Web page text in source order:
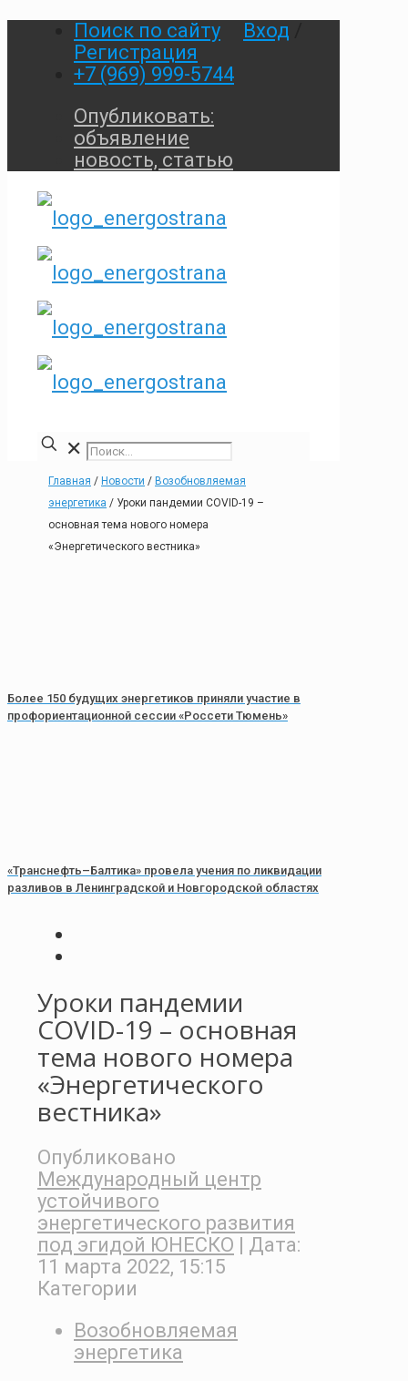
Поиск по сайту Вход
Регистрация
+7 (969) 999-5744
Опубликовать:
объявление
новость, статью
✕
Главная / Новости / Возобновляемая
энергетика / Уроки пандемии COVID-19 –
основная тема нового номера
«Энергетического вестника»
Более 150 будущих энергетиков приняли участие в
профориентационной сессии «Россети Тюмень»
«Транснефть–Балтика» провела учения по ликвидации
разливов в Ленинградской и Новгородской областях
Уроки пандемии
COVID-19 – основная
тема нового номера
«Энергетического
вестника»
Опубликовано
Международный центр
устойчивого
энергетического развития
под эгидой ЮНЕСКО | Дата:
11 марта 2022, 15:15
Категории
Возобновляемая
энергетика